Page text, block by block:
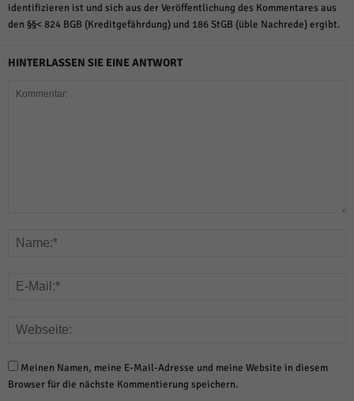
identifizieren ist und sich aus der Veröffentlichung des Kommentares aus
den §§< 824 BGB (Kreditgefährdung) und 186 StGB (üble Nachrede) ergibt.
HINTERLASSEN SIE EINE ANTWORT
Meinen Namen, meine E-Mail-Adresse und meine Website in diesem
Browser für die nächste Kommentierung speichern.